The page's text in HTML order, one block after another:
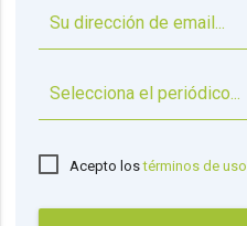
Acepto lostérminos de uso